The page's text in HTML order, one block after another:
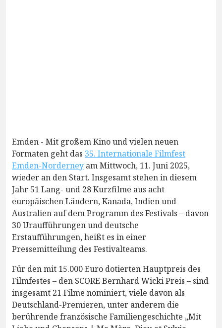
Emden - Mit großem Kino und vielen neuen
Formaten geht das 35. Internationale Filmfest
Emden-Norderney am Mittwoch, 11. Juni 2025,
wieder an den Start. Insgesamt stehen in diesem
Jahr 51 Lang- und 28 Kurzfilme aus acht
europäischen Ländern, Kanada, Indien und
Australien auf dem Programm des Festivals – davon
30 Uraufführungen und deutsche
Erstaufführungen, heißt es in einer
Pressemitteilung des Festivalteams.
Für den mit 15.000 Euro dotierten Hauptpreis des
Filmfestes – den SCORE Bernhard Wicki Preis – sind
insgesamt 21 Filme nominiert, viele davon als
Deutschland-Premieren, unter anderem die
berührende französische Familiengeschichte „Mit